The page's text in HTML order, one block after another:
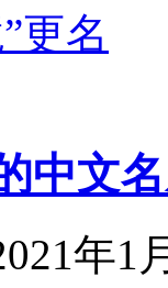
中文
年1月